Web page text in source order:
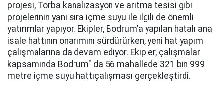
projesi, Torba kanalizasyon ve arıtma tesisi gibi
projelerinin yanı sıra içme suyu ile ilgili de önemli
yatırımlar yapıyor. Ekipler, Bodrum’a yapılan hatalı ana
isale hattının onarımını sürdürürken, yeni hat yapım
çalışmalarına da devam ediyor. Ekipler, çalışmalar
kapsamında Bodrum" da 56 mahallede 321 bin 999
metre içme suyu hattıçalışması gerçekleştirdi.